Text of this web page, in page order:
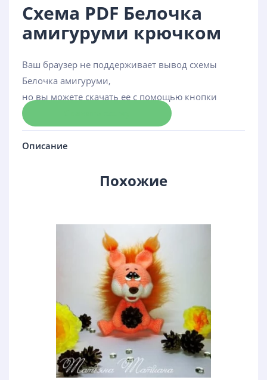
Схема PDF Белочка
амигуруми крючком
Ваш браузер не поддерживает вывод схемы
Белочка амигуруми,
но вы можете скачать ее с помощью кнопки
Описание
Похожие